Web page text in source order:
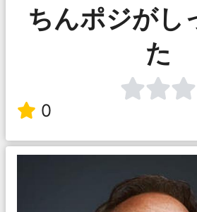
ちんポジがし
た
0